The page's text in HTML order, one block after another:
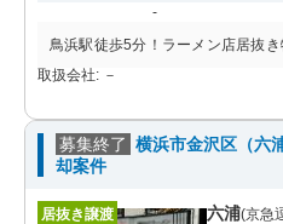
-
鳥浜駅徒歩5分！ラーメン店居抜き
取扱会社: －
募集終了 横浜市金沢区（六
却案件
居抜き譲渡 六浦(京急